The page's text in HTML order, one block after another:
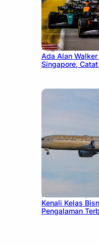
August 13, 2025
Ada Alan Walker
Singapore,
December 27,
Kenali Kelas
Pengalaman